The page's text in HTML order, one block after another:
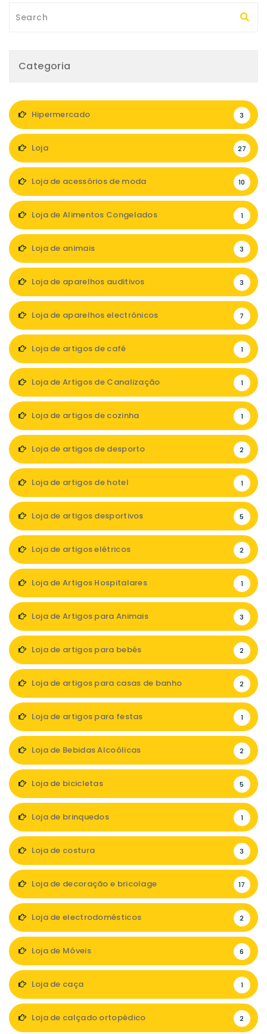
Categoria
Hipermercado 3
Loja 27
Loja de acessórios de moda 10
Loja de Alimentos Congelados 1
Loja de animais 3
Loja de aparelhos auditivos 3
Loja de aparelhos electrónicos 7
Loja de artigos de café 1
Loja de Artigos de Canalização 1
Loja de artigos de cozinha 1
Loja de artigos de desporto 2
Loja de artigos de hotel 1
Loja de artigos desportivos 5
Loja de artigos elétricos 2
Loja de Artigos Hospitalares 1
Loja de Artigos para Animais 3
Loja de artigos para bebés 2
Loja de artigos para casas de banho 2
Loja de artigos para festas 1
Loja de Bebidas Alcoólicas 2
Loja de bicicletas 5
Loja de brinquedos 1
Loja de costura 3
Loja de decoração e bricolage 17
Loja de electrodomésticos 2
Loja de Móveis 6
Loja de caça 1
Loja de calçado ortopédico 2